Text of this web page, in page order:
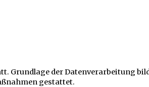
der Datenverarbeitung
gestattet.